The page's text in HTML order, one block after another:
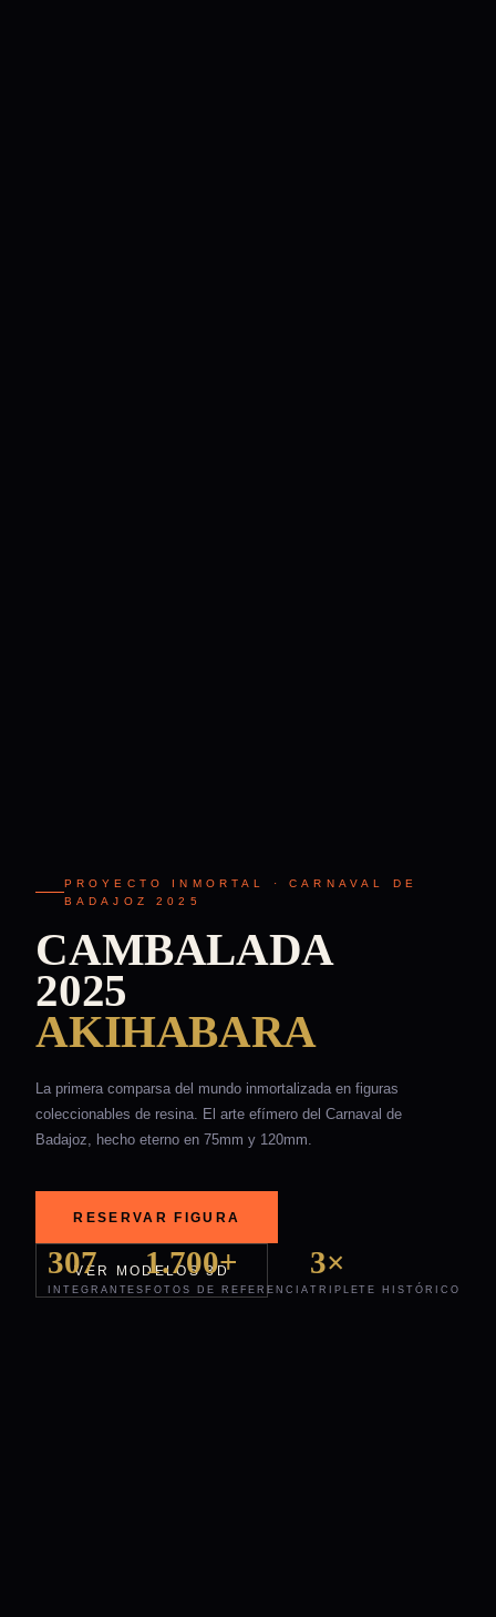
PROYECTO INMORTAL · CARNAVAL DE
BADAJOZ 2025
CAMBALADA
2025
AKIHABARA
La primera comparsa del mundo inmortalizada en figuras
coleccionables de resina. El arte efímero del Carnaval de
Badajoz, hecho eterno en 75mm y 120mm.
RESERVAR FIGURA
VER MODELOS 3D
307
INTEGRANTES
1.700+
FOTOS DE REFERENCIA
3×
TRIPLETE HISTÓRICO